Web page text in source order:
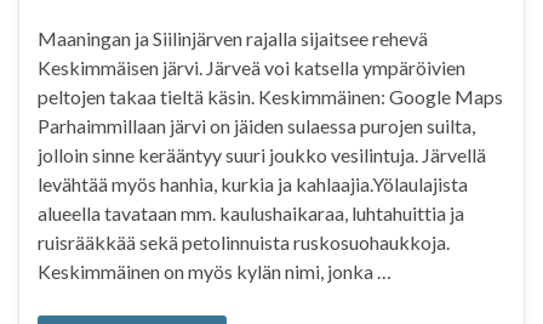
Maaningan ja Siilinjärven rajalla sijaitsee rehevä
Keskimmäisen järvi. Järveä voi katsella ympäröivien
peltojen takaa tieltä käsin. Keskimmäinen: Google Maps
Parhaimmillaan järvi on jäiden sulaessa purojen suilta,
jolloin sinne kerääntyy suuri joukko vesilintuja. Järvellä
levähtää myös hanhia, kurkia ja kahlaajia.Yölaulajista
alueella tavataan mm. kaulushaikaraa, luhtahuittia ja
ruisrääkkää sekä petolinnuista ruskosuohaukkoja.
Keskimmäinen on myös kylän nimi, jonka …